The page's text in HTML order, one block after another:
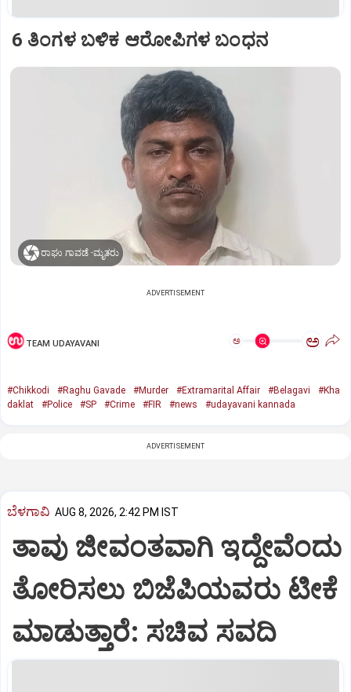
6 ತಿಂಗಳ ಬಳಿಕ ಆರೋಪಿಗಳ ಬಂಧನ
ರಾಘು ಗಾವಡೆ -ಮೃತರು
ADVERTISEMENT
TEAM UDAYAVANI ಅ ಅ
#Chikkodi #Raghu Gavade #Murder #Extramarital Affair #Belagavi
#Kha
daklat
#Police #SP #Crime #FIR #news #udayavani kannada
ADVERTISEMENT
ಬೆಳಗಾವಿ AUG 8, 2026, 2:42 PM IST
ತಾವು ಜೀವಂತವಾಗಿ ಇದ್ದೇವೆಂದು
ತೋರಿಸಲು ಬಿಜೆಪಿಯವರು ಟೀಕೆ
ಮಾಡುತ್ತಾರೆ: ಸಚಿವ ಸವದಿ